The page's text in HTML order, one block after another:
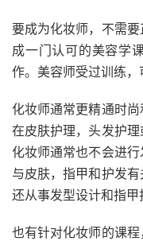
要成为化妆师，不需
成一门认可的美容学
作。美容师受过训练，
化妆师通常更精通时
在皮肤护理，头发护理
化妆师通常也不会进
与皮肤，指甲和护发
还从事发型设计和指甲
也有针对化妆师的课